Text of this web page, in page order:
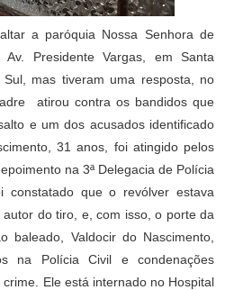
a paróquia Nossa Senhora de
Av. Presidente Vargas, em Santa
mas tiveram uma resposta, no
atirou contra os bandidos que
e um dos acusados identificado
31 anos, foi atingido pelos
na 3ª Delegacia de Polícia
constatado que o revólver estava
do tiro, e, com isso, o porte da
baleado, Valdocir do Nascimento,
na Polícia Civil e condenações
Ele está internado no Hospital